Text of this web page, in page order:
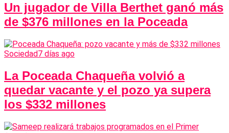
Un jugador de Villa Berthet ganó más
de $376 millones en la Poceada
Sociedad7 días ago
La Poceada Chaqueña volvió a
quedar vacante y el pozo ya supera
los $332 millones